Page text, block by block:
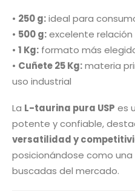
• 250 g:ideal para
• 500 g:excelente
• 1 Kg: formato más
• Cuñete 25 Kg:materia
uso industrial
La L-taurina pura USP es
potente y confiable,
versatilidad y
posicionándose como
buscadas del mercado.